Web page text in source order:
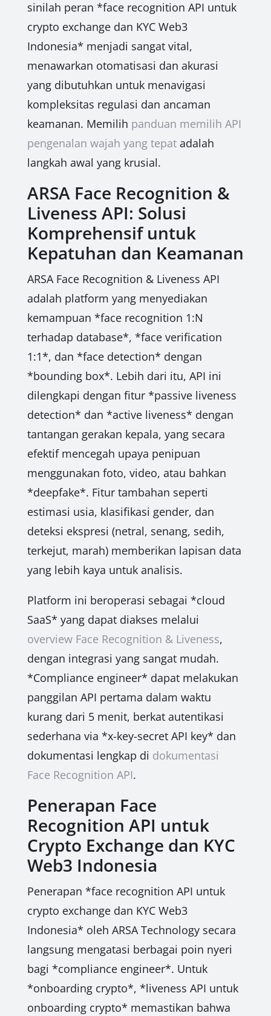
sinilah peran *face recognition API untuk
crypto exchange dan KYC Web3
Indonesia* menjadi sangat vital,
menawarkan otomatisasi dan akurasi
yang dibutuhkan untuk menavigasi
kompleksitas regulasi dan ancaman
keamanan. Memilih panduan memilih API
pengenalan wajah yang tepatadalah
langkah awal yang krusial.
ARSA Face Recognition &
Liveness API: Solusi
Komprehensif untuk
Kepatuhan dan Keamanan
ARSA Face Recognition & Liveness API
adalah platform yang menyediakan
kemampuan *face recognition 1:N
terhadap database*, *face verification
1:1*, dan *face detection* dengan
*bounding box*. Lebih dari itu, API ini
dilengkapi dengan fitur *passive liveness
detection* dan *active liveness* dengan
tantangan gerakan kepala, yang secara
efektif mencegah upaya penipuan
menggunakan foto, video, atau bahkan
*deepfake*. Fitur tambahan seperti
estimasi usia, klasifikasi gender, dan
deteksi ekspresi (netral, senang, sedih,
terkejut, marah) memberikan lapisan data
yang lebih kaya untuk analisis.
Platform ini beroperasi sebagai *cloud
SaaS* yang dapat diakses melalui
overview Face Recognition & Liveness,
dengan integrasi yang sangat mudah.
*Compliance engineer* dapat melakukan
panggilan API pertama dalam waktu
kurang dari 5 menit, berkat autentikasi
sederhana via *x-key-secret API key* dan
dokumentasi lengkap di dokumentasi
Face Recognition API.
Penerapan Face
Recognition API untuk
Crypto Exchange dan KYC
Web3 Indonesia
Penerapan *face recognition API untuk
crypto exchange dan KYC Web3
Indonesia* oleh ARSA Technology secara
langsung mengatasi berbagai poin nyeri
bagi *compliance engineer*. Untuk
*onboarding crypto*, *liveness API untuk
onboarding crypto* memastikan bahwa